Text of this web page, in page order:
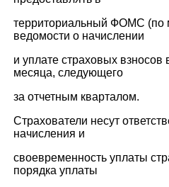
территориальный ФОМС (по
ведомости о начислении
и уплате страховых взносов
месяца, следующего
за отчетным кварталом.
Страхователи несут
начисления и
своевременность уплаты
порядка уплаты